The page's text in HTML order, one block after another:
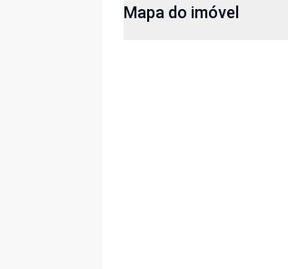
Mapa do imóvel